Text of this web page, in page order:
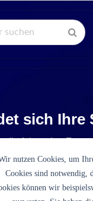
sich Ihre
die folgenden
nutzen Cookies, um
Cookies sind notwendig,
können wir